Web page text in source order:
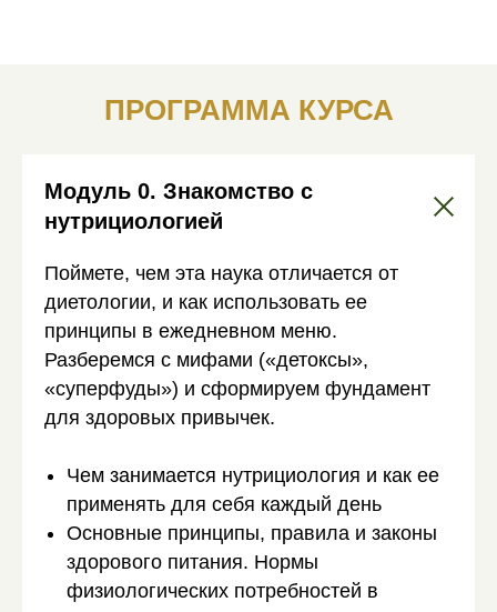
ПРОГРАММА КУРСА
Модуль 0. Знакомство с
нутрициологией
Поймете, чем эта наука отличается от
диетологии, и как использовать ее
принципы в ежедневном меню.
Разберемся с мифами («детоксы»,
«суперфуды») и сформируем фундамент
для здоровых привычек.
Чем занимается нутрициология и как ее
применять для себя каждый день
Основные принципы, правила и законы
здорового питания. Нормы
физиологических потребностей в